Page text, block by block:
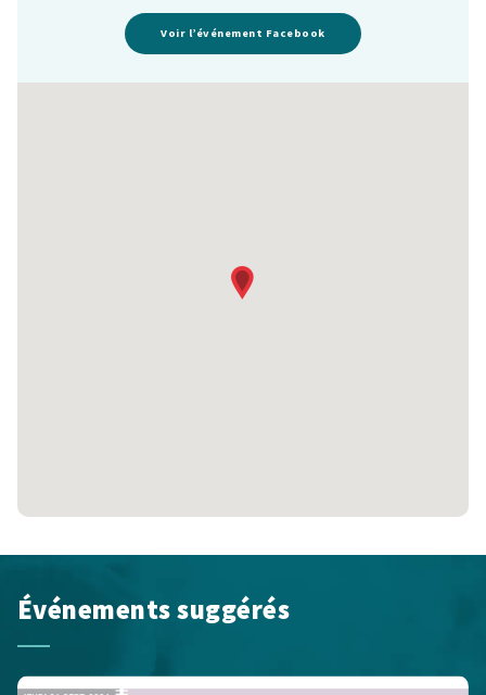
Voir l’événement Facebook
Événements suggérés